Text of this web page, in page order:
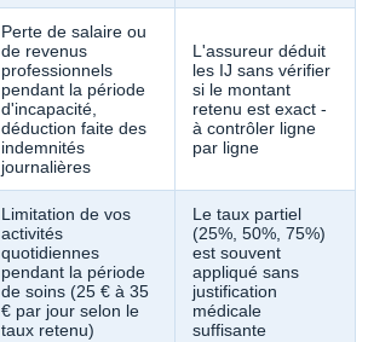
Perte de salaire ou
de revenus
professionnels
pendant la période
d'incapacité,
déduction faite des
indemnités
journalières
L'assureur déduit
les IJ sans vérifier
si le montant
retenu est exact -
à contrôler ligne
par ligne
Limitation de vos
activités
quotidiennes
pendant la période
de soins (25 € à 35
€ par jour selon le
taux retenu)
Le taux partiel
(25%, 50%, 75%)
est souvent
appliqué sans
justification
médicale
suffisante